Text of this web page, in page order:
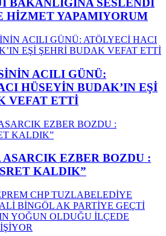
BAKANLIĞINA SESLENDİ
HİZMET YAPAMIYORUM
ACILI GÜNÜ:
HÜSEYİN BUDAK’IN EŞİ
VEFAT ETTİ
EZBER BOZDU :
KALDIK”